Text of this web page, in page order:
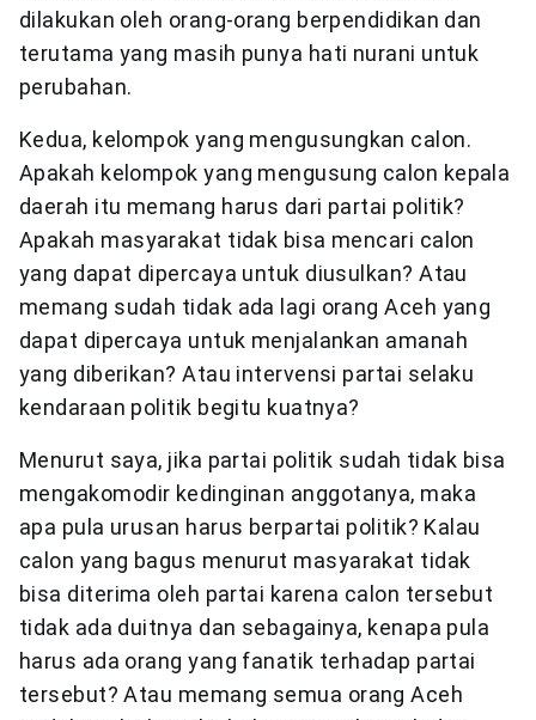
dilakukan oleh orang-orang berpendidikan dan
terutama yang masih punya hati nurani untuk
perubahan.
Kedua, kelompok yang mengusungkan calon.
Apakah kelompok yang mengusung calon kepala
daerah itu memang harus dari partai politik?
Apakah masyarakat tidak bisa mencari calon
yang dapat dipercaya untuk diusulkan? Atau
memang sudah tidak ada lagi orang Aceh yang
dapat dipercaya untuk menjalankan amanah
yang diberikan? Atau intervensi partai selaku
kendaraan politik begitu kuatnya?
Menurut saya, jika partai politik sudah tidak bisa
mengakomodir kedinginan anggotanya, maka
apa pula urusan harus berpartai politik? Kalau
calon yang bagus menurut masyarakat tidak
bisa diterima oleh partai karena calon tersebut
tidak ada duitnya dan sebagainya, kenapa pula
harus ada orang yang fanatik terhadap partai
tersebut? Atau memang semua orang Aceh